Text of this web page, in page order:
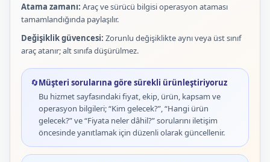
Atama zamanı: Araç ve sürücü bilgisi operasyon ataması
tamamlandığında paylaşılır.
Değişiklik güvencesi: Zorunlu değişiklikte aynı veya üst sınıf
araç atanır; alt sınıfa düşürülmez.
🔄Müşteri sorularına göre sürekli ürünleştiriyoruz
Bu hizmet sayfasındaki fiyat, ekip, ürün, kapsam ve
operasyon bilgileri; “Kim gelecek?”, “Hangi ürün
gelecek?” ve “Fiyata neler dâhil?” sorularını iletişim
öncesinde yanıtlamak için düzenli olarak güncellenir.